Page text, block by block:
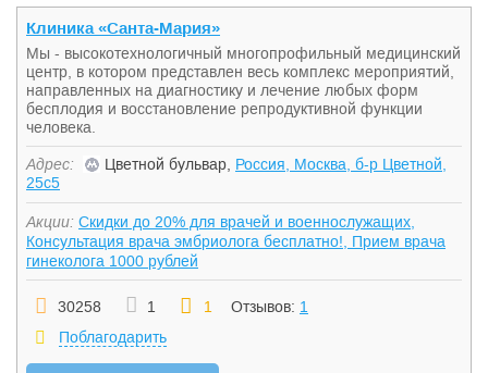
Клиника «Санта-Мария»
Мы - высокотехнологичный многопрофильный медицинский
центр, в котором представлен весь комплекс мероприятий,
направленных на диагностику и лечение любых форм
бесплодия и восстановление репродуктивной функции
человека.
Адрес: Цветной бульвар, Россия, Москва, б-р Цветной,
25с5
Акции: Скидки до 20% для врачей и военнослужащих,
Консультация врача эмбриолога бесплатно!, Прием врача
гинеколога 1000 рублей
30258 1 1 Отзывов: 1
Поблагодарить